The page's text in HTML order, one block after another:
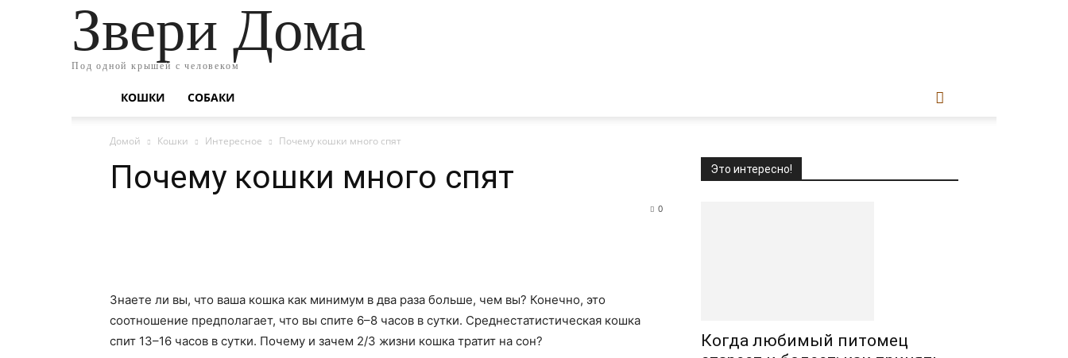
Звери Дома
Под одной крышей с человеком
КОШКИ СОБАКИ
Домой Кошки Интересное Почему кошки много спят
Почему кошки много спят
0
Знаете ли вы, что ваша кошка как минимум в два раза больше, чем вы? Конечно, это
соотношение предполагает, что вы спите 6–8 часов в сутки. Среднестатистическая кошка
спит 13–16 часов в сутки. Почему и зачем 2/3 жизни кошка тратит на сон?
Это интересно!
Когда любимый питомец